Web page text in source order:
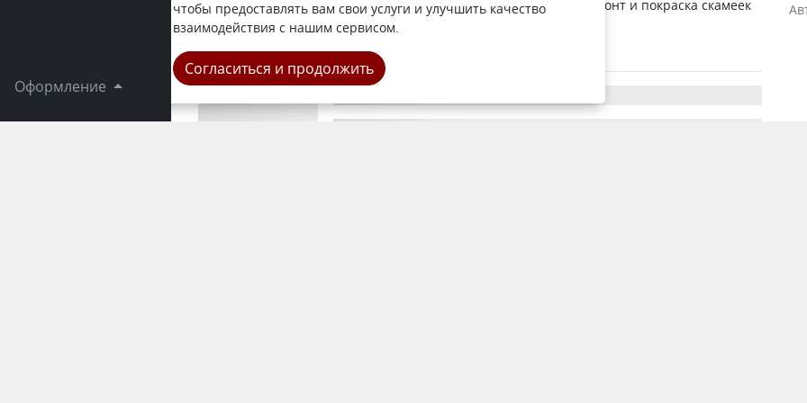
Оформление
и автомобильных дорог, производится ремонт и покраска скамеек
и урн, передает корреспондент YK-new...
Город
чтобы предоставлять вам свои услуги и улучшить качество
взаимодействия с нашим сервисом.
Согласиться и продолжить